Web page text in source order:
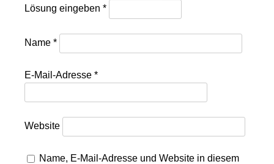
Lösung eingeben*
Name*
E-Mail-Adresse*
Website
Name, E-Mail-Adresse und Website in diesem